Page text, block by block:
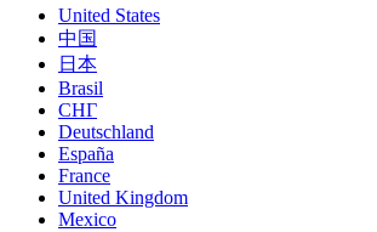
United States
中国
日本
Brasil
СНГ
Deutschland
España
France
United Kingdom
Mexico